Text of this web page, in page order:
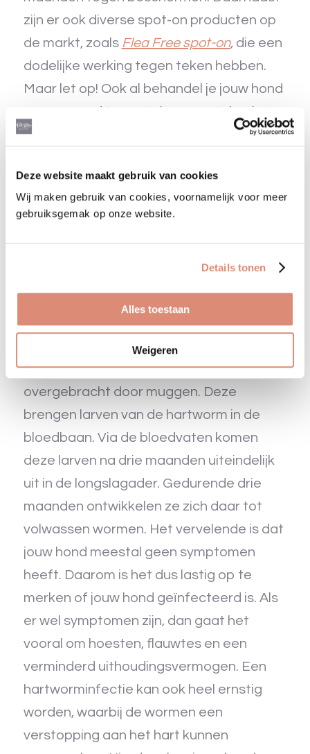
Deze website maakt gebruik van cookies
Wij maken gebruik van cookies, voornamelijk voor meer
gebruiksgemak op onze website.
Details tonen
Alles toestaan
Weigeren
zijn er ook diverse spot-on producten op
de markt, zoals Flea Free spot-on,die een
dodelijke werking tegen teken hebben.
Maar let op! Ook al behandel je jouw hond
nog zo goed tegen teken, een tekenbeet
kan nooit helemaal voorkomen worden.
daarom continue op teken en verwijder
aanwezige teken met een speciale
Hartworminfectie via muggen
Hartworm (Dirofilaria immitis) wordt
overgebracht door muggen. Deze
brengen larven van de hartworm in de
bloedbaan. Via de bloedvaten komen
deze larven na drie maanden uiteindelijk
uit in de longslagader. Gedurende drie
maanden ontwikkelen ze zich daar tot
volwassen wormen. Het vervelende is dat
jouw hond meestal geen symptomen
heeft. Daarom is het dus lastig op te
merken of jouw hond geïnfecteerd is. Als
er wel symptomen zijn, dan gaat het
vooral om hoesten, flauwtes en een
verminderd uithoudingsvermogen. Een
hartworminfectie kan ook heel ernstig
worden, waarbij de wormen een
verstopping aan het hart kunnen